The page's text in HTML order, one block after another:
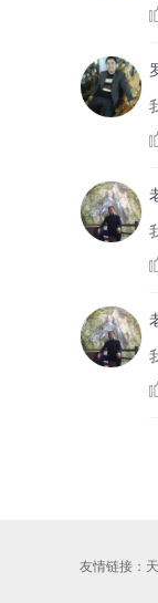
友情链接：